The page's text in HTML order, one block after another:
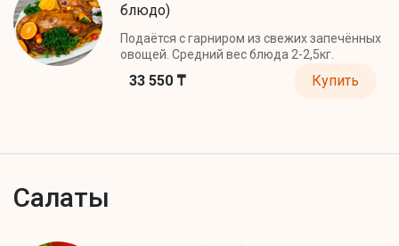
блюдо)
Подаётся с гарниром из свежих запечённых
овощей. Средний вес блюда 2-2,5кг.
33 550 ₸ Купить
Салаты